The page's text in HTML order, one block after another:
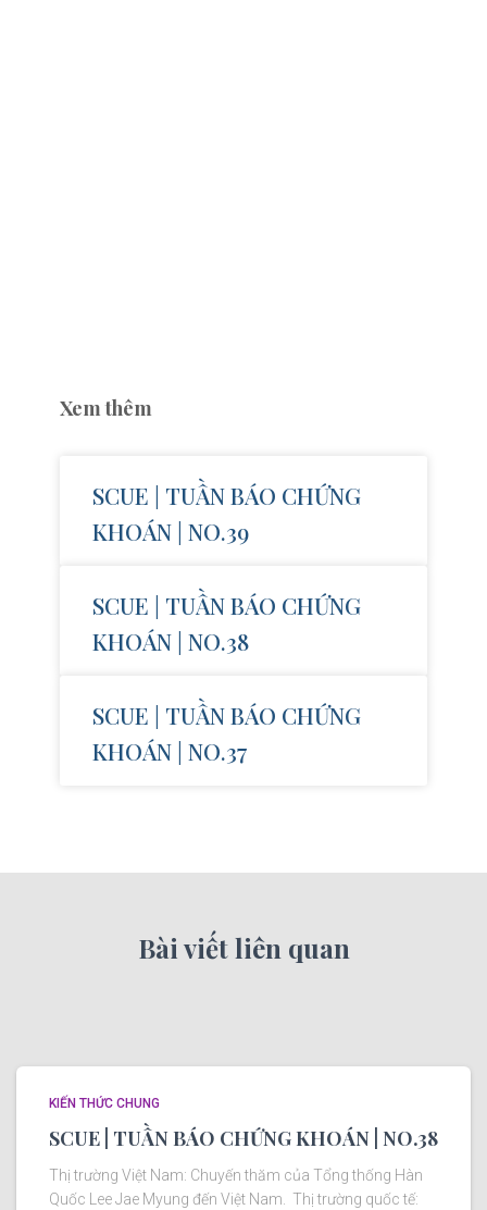
Xem thêm
SCUE | TUẦN BÁO CHỨNG
KHOÁN | NO.39
SCUE | TUẦN BÁO CHỨNG
KHOÁN | NO.38
SCUE | TUẦN BÁO CHỨNG
KHOÁN | NO.37
Bài viết liên quan
KIẾN THỨC CHUNG
SCUE | TUẦN BÁO CHỨNG KHOÁN | NO.38
Thị trường Việt Nam: Chuyến thăm của Tổng thống Hàn
Quốc Lee Jae Myung đến Việt Nam. Thị trường quốc tế: